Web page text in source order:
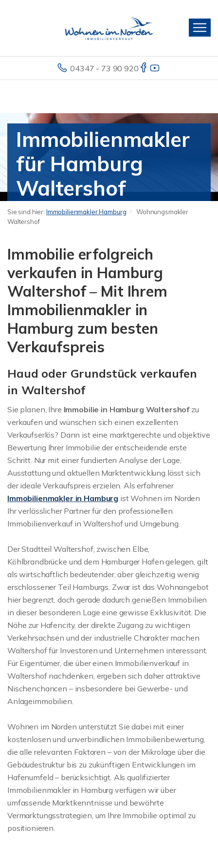
04347 - 73 90 920
Immobilienmakler
für Hamburg
Waltershof
Immobilienbewertung
Waltershof
Sie sind hier: Immobilienmakler Hamburg
Wohnungsmakler
Waltershof
Immobilie erfolgreich
verkaufen in Hamburg
Waltershof – Mit Ihrem
Immobilienmakler in
Hamburg zum besten
Verkaufspreis
Haud oder Grundstück verkaufen
in Waltershof
Sie planen, Ihre Immobilie in Hamburg Waltershofzu
verkaufen und wünschen sich einen exzellenten
Verkaufserlös? Dann ist eine marktgerechte und objektive
Bewertung Ihrer Immobilie der entscheidende erste
Schritt. Nur mit einer fundierten Analyse der Lage,
Ausstattung und aktuellen Marktentwicklung lässt sich
der ideale Verkaufspreis erzielen. Als erfahrener
Immobilienmakler in Hamburg ist Wohnen im Norden
Ihr verlässlicher Partner für den professionellen
Immobilienverkauf in Waltershof und Umgebung.
Der Stadtteil Waltershof, zwischen Elbe,
Köhlbrandbrücke und dem Hamburger Hafen gelegen, gilt
als wirtschaftlich bedeutender, aber gleichzeitig wenig
erschlossener Teil Hamburgs. Zwar ist das Wohnangebot
hier begrenzt, doch gerade dadurch genießen Immobilien
in dieser besonderen Lage eine gewisse Exklusivität. Die
Nähe zur Hafencity, der direkte Zugang zu wichtigen
Verkehrsachsen und der industrielle Charakter machen
Waltershof für Investoren und Unternehmen interessant.
Für Eigentümer, die über einen Immobilienverkauf in
Waltershof nachdenken, ergeben sich daher attraktive
Nischenchancen – insbesondere bei Gewerbe- und
Anlageimmobilien.
Wohnen im Norden unterstützt Sie dabei mit einer
kostenlosen und unverbindlichen Immobilienbewertung,
die alle relevanten Faktoren – von der Mikrolage über die
Gebäudestruktur bis zu zukünftigen Entwicklungen im
Hafenumfeld – berücksichtigt. Als qualifizierter
Immobilienmakler in Hamburg verfügen wir über
umfassende Marktkenntnisse und bewährte
Vermarktungsstrategien, um Ihre Immobilie optimal zu
positionieren.